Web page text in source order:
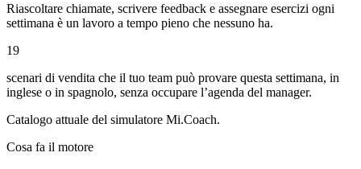
Riascoltare chiamate, scrivere feedback e assegnare esercizi ogni
settimana è un lavoro a tempo pieno che nessuno ha.
19
scenari di vendita che il tuo team può provare questa settimana, in
inglese o in spagnolo, senza occupare l’agenda del manager.
Catalogo attuale del simulatore Mi.Coach.
Cosa fa il motore